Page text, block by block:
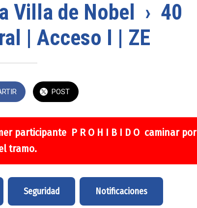
Villa de Nobel › 40
| Acceso I | ZE
POST
participante P R O H I B I D O caminar por
tramo.
Seguridad Notificaciones